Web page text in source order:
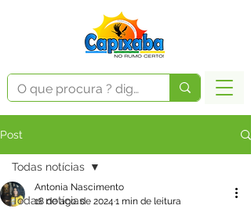
Post
Todas notícias
Todas notícias
Antonia Nascimento
18 de ago. de 2024 1 min de leitura